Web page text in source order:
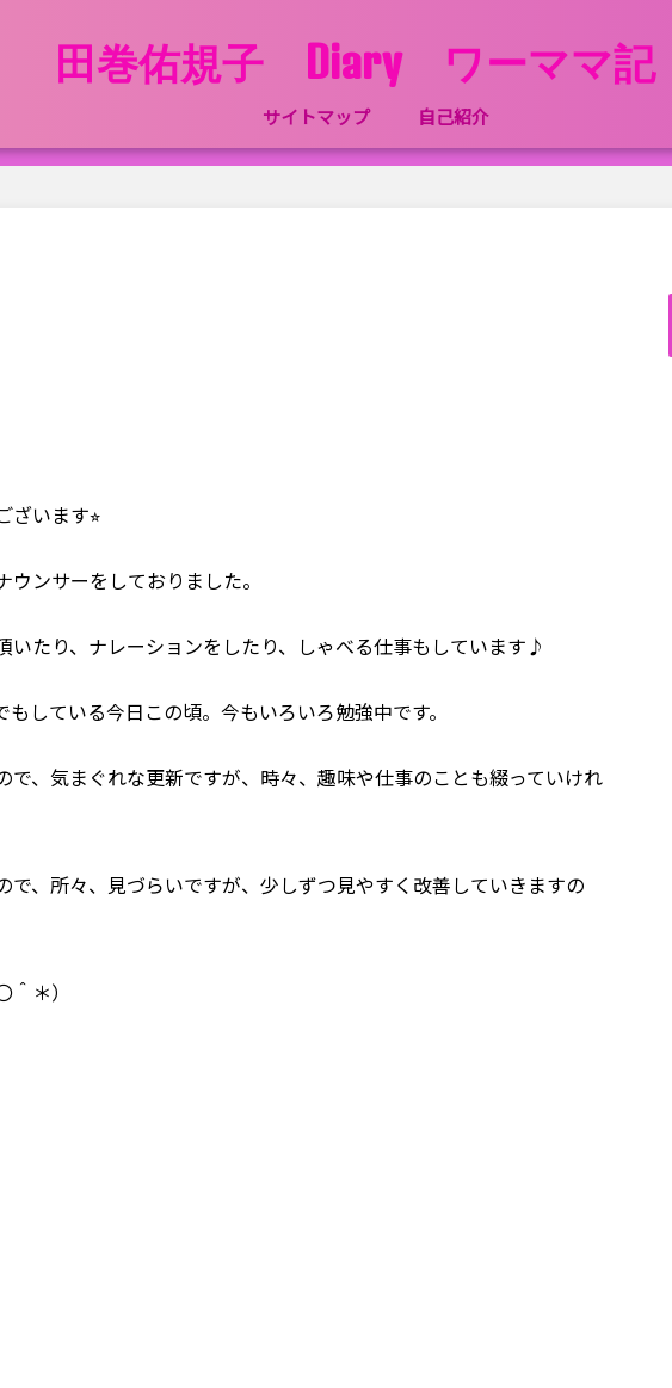
田巻佑規子 Diary ワーママ記
サイトマップ 自己紹介
ざいます⭐︎
ンサーをしておりました。
いたり、ナレーションをしたり、しゃべる仕事もしています♪
している今日この頃。今もいろいろ勉強中です。
で、気まぐれな更新ですが、時々、趣味や仕事のことも綴っていけれ
で、所々、見づらいですが、少しずつ見やすく改善していきますの
＾＊）